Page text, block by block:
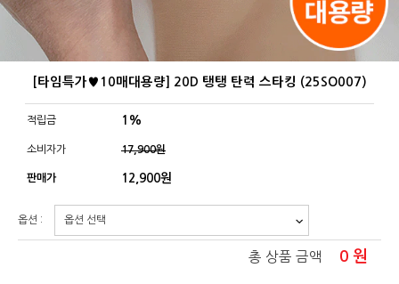
[타임특가♥10매대용량] 20D 탱탱 탄력 스타킹 (25SO007)
적립금 1%
소비자가 17,900원
판매가 12,900원
옵션 :
총 상품 금액 0 원